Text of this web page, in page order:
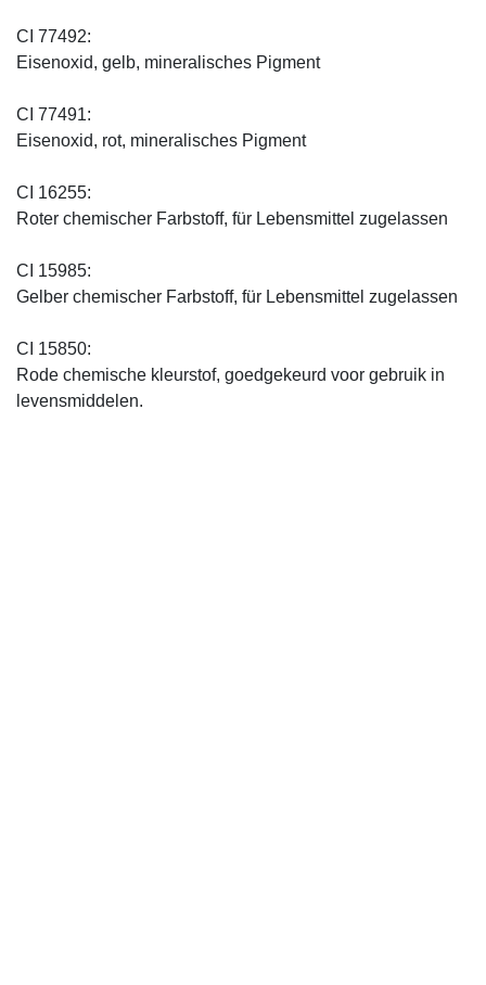
CI 77492:
Eisenoxid, gelb, mineralisches Pigment
CI 77491:
Eisenoxid, rot, mineralisches Pigment
CI 16255:
Roter chemischer Farbstoff, für Lebensmittel zugelassen
CI 15985:
Gelber chemischer Farbstoff, für Lebensmittel zugelassen
CI 15850:
Rode chemische kleurstof, goedgekeurd voor gebruik in
levensmiddelen.